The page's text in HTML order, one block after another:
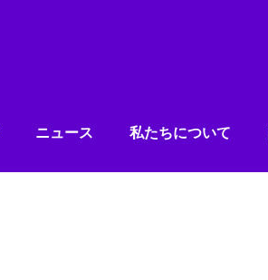
ニュース 私たちについて